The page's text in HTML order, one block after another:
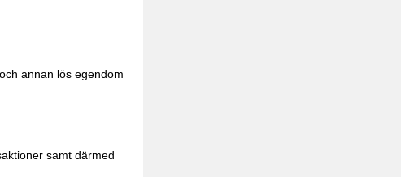
annan lös egendom
samt därmed